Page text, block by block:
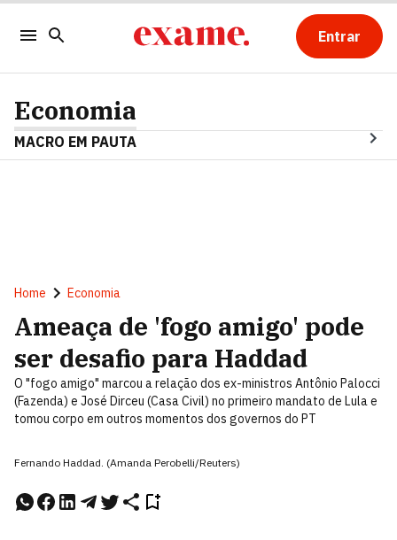
Entrar
Economia
MACRO EM PAUTA
Home Economia
Ameaça de 'fogo amigo' pode
ser desafio para Haddad
O "fogo amigo" marcou a relação dos ex-ministros Antônio Palocci
(Fazenda) e José Dirceu (Casa Civil) no primeiro mandato de Lula e
tomou corpo em outros momentos dos governos do PT
Fernando Haddad. (Amanda Perobelli/Reuters)